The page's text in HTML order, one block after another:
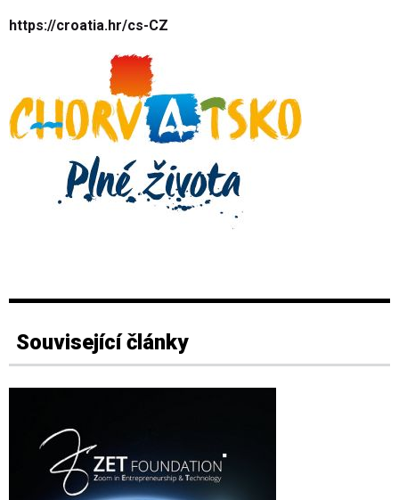
https://croatia.hr/cs-CZ
Související články